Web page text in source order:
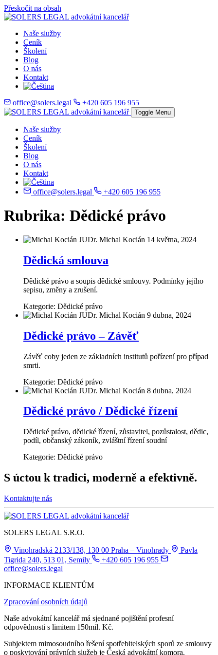
Přeskočit na obsah
Naše služby
Ceník
Školení
Blog
O nás
Kontakt
office@solers.legal +420 605 196 955
Toggle Menu
Naše služby
Ceník
Školení
Blog
O nás
Kontakt
office@solers.legal +420 605 196 955
Rubrika: Dědické právo
JUDr. Michal Kocián 14 května, 2024
Dědická smlouva
Dědické právo a soupis dědické smlouvy. Podmínky jejího
sepisu, změny a zrušení.
Kategorie: Dědické právo
JUDr. Michal Kocián 9 dubna, 2024
Dědické právo – Závěť
Závěť coby jeden ze základních institutů pořízení pro případ
smrti.
Kategorie: Dědické právo
JUDr. Michal Kocián 8 dubna, 2024
Dědické právo / Dědické řízení
Dědické právo, dědické řízení, zůstavitel, pozůstalost, dědic,
podíl, občanský zákoník, zvláštní řízení soudní
Kategorie: Dědické právo
S úctou k tradici, moderně a efektivně.
Kontaktujte nás
SOLERS LEGAL S.R.O.
Vinohradská 2133/138, 130 00 Praha – Vinohrady
Pavla
Tigrida 240, 513 01, Semily
+420 605 196 955
office@solers.legal
INFORMACE KLIENTŮM
Zpracování osobních údajů
Naše advokátní kancelář má sjednané pojištění profesní
odpovědnosti s limitem 150mil. Kč.
Subjektem mimosoudního řešení spotřebitelských sporů ze smlouvy
o poskytování právních služeb je Česká advokátní komora.